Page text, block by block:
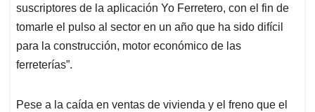
suscriptores de la aplicación Yo Ferretero, con el fin de
tomarle el pulso al sector en un año que ha sido difícil
para la construcción, motor económico de las
ferreterías”.
Pese a la caída en ventas de vivienda y el freno que el